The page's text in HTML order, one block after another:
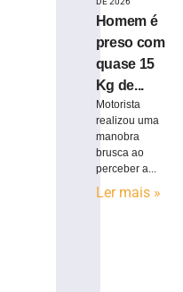
Homem é
preso com
quase 15
Kg de...
Motorista
realizou uma
manobra
brusca ao
perceber a...
Ler mais »